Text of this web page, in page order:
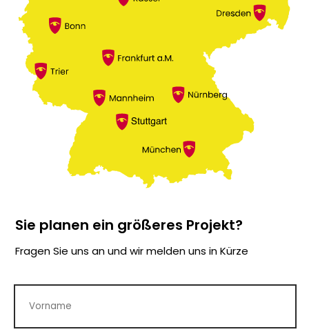
Sie planen ein größeres Projekt?
Fragen Sie uns an und wir melden uns in Kürze